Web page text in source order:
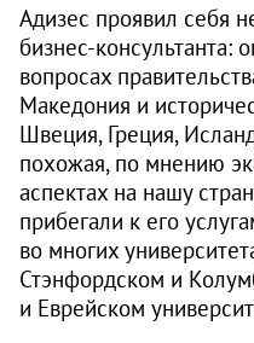
Адизес проявил себя
бизнес-консультанта:
вопросах
Македония и
Швеция, Греция,
похожая, по мнению
аспектах на нашу
прибегали к его
во многих
Стэнфордском и
и Еврейском